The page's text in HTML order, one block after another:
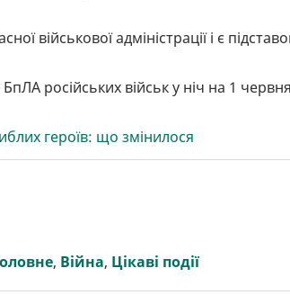
військової адміністрації і є
російських військ у ніч на 1
героїв: що змінилося
, Війна, Цікаві події